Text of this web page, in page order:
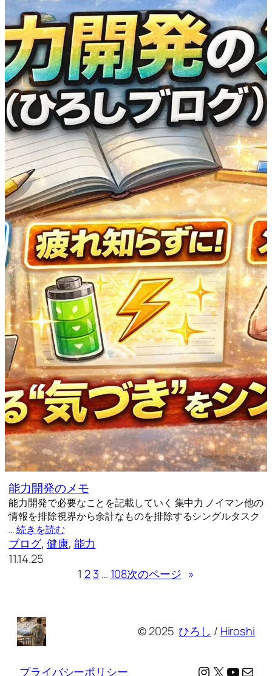
能力開発のメモ
能力開発で必要なことを記載していく 集中力 ノイマン他の
情報を排除視界から余計なものを排除するシングルタスク
…続きを読む
ブログ, 健康, 能力
11.14.25
1 23 … 108次のページ »
© 2025ひろし / Hiroshi
プライバシーポリシー Instagram
X メール